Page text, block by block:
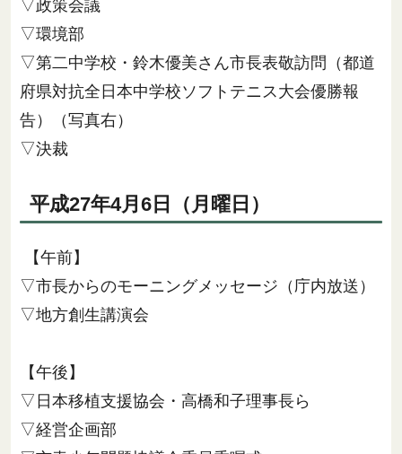
▽政策会議
▽環境部
▽第二中学校・鈴木優美さん市長表敬訪問（都道
府県対抗全日本中学校ソフトテニス大会優勝報
告）（写真右）
▽決裁
平成27年4月6日（月曜日）
【午前】
▽市長からのモーニングメッセージ（庁内放送）
▽地方創生講演会
【午後】
▽日本移植支援協会・高橋和子理事長ら
▽経営企画部